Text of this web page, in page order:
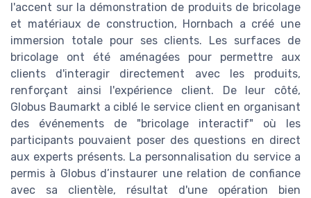
l'accent sur la démonstration de produits de bricolage
et matériaux de construction, Hornbach a créé une
immersion totale pour ses clients. Les surfaces de
bricolage ont été aménagées pour permettre aux
clients d'interagir directement avec les produits,
renforçant ainsi l'expérience client. De leur côté,
Globus Baumarkt a ciblé le service client en organisant
des événements de "bricolage interactif" où les
participants pouvaient poser des questions en direct
aux experts présents. La personnalisation du service a
permis à Globus d’instaurer une relation de confiance
avec sa clientèle, résultat d'une opération bien